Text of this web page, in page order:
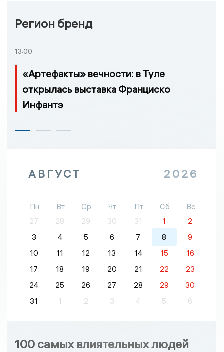
Регион бренд
13:00
«Артефакты» вечности: в Туле
открылась выставка Франциско
Инфантэ
АВГУСТ 2026
Пн Вт Ср Чт Пт Сб
Вс
27
28 29 30 31 1
2
3
4 5 6 7 8
9
10
11 12 13 14 15
16
17
18 19 20 21 22
23
24
25 26 27 28 29
30
31
1 2 3 4 5 6
100 самых влиятельных людей